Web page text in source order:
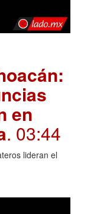
en
. 03:44
lideran el